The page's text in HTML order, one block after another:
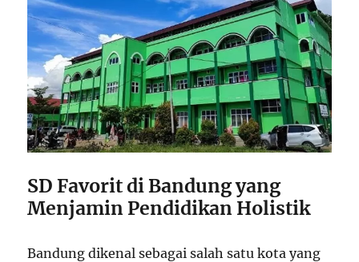
SD Favorit di Bandung yang
Menjamin Pendidikan Holistik
Bandung dikenal sebagai salah satu kota yang